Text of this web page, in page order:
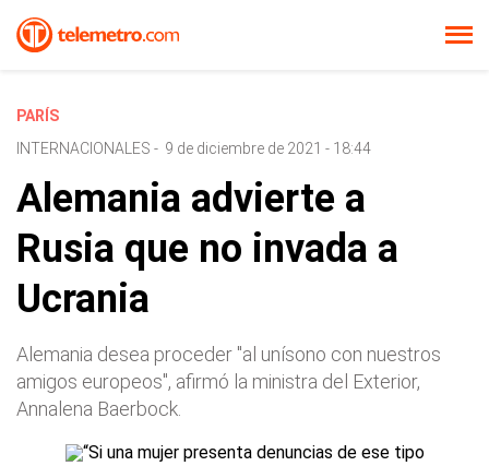
PARÍS
INTERNACIONALES - 9 de diciembre de 2021 - 18:44
Alemania advierte a
Rusia que no invada a
Ucrania
Alemania desea proceder "al unísono con nuestros
amigos europeos", afirmó la ministra del Exterior,
Annalena Baerbock.